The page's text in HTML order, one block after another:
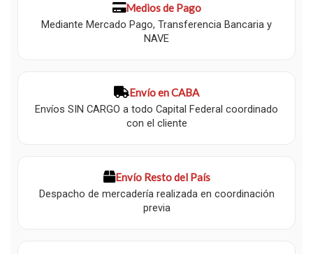
Medios de Pago
Mediante Mercado Pago, Transferencia Bancaria y
NAVE
Envío en CABA
Envíos SIN CARGO a todo Capital Federal coordinado
con el cliente
Envío Resto del País
Despacho de mercadería realizada en coordinación
previa